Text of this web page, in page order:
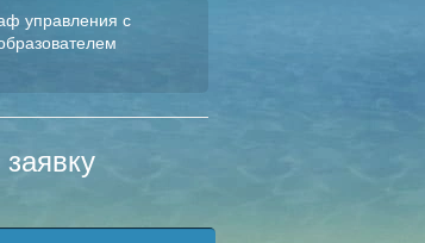
управления с